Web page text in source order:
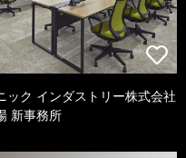
ック インダストリー株式会社
新事務所